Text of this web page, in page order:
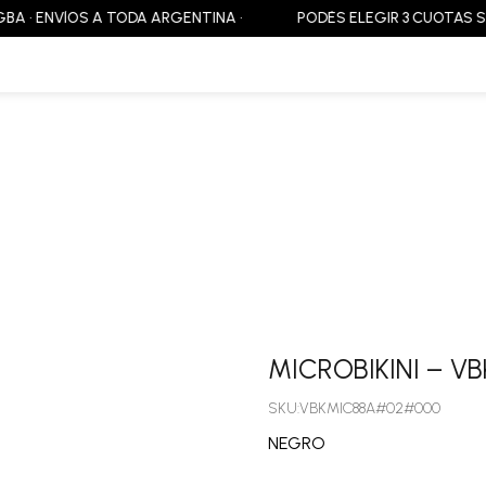
A TODA ARGENTINA • PODÉS ELEGIR 3 CUOTAS SIN
MICROBIKINI –
SKU:VBKMIC88A#02#000
NEGRO